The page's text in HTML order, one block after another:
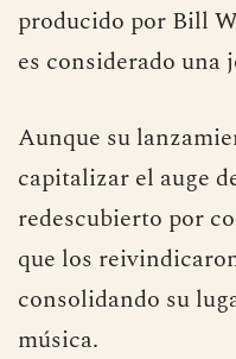
producido por Bill
es considerado una
Aunque su
capitalizar el auge
redescubierto por
que los
consolidando su
música.